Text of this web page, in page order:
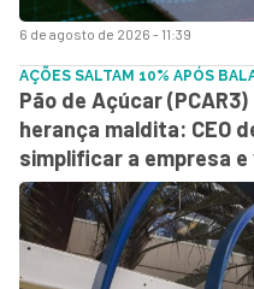
6 de agosto de 2026 - 11:39
AÇÕES SALTAM 10% APÓS
Pão de Açúcar
herança maldita: CEO
simplificar a empresa